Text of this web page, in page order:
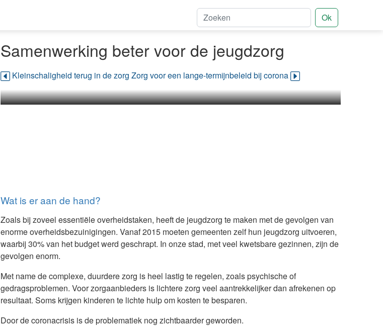
Ok
Samenwerking beter voor de jeugdzorg
Kleinschaligheid terug in de zorg Zorg voor een lange-termijnbeleid bij corona
Wat is er aan de hand?
Zoals bij zoveel essentiële overheidstaken, heeft de jeugdzorg te maken met de gevolgen van
enorme overheidsbezuinigingen. Vanaf 2015 moeten gemeenten zelf hun jeugdzorg uitvoeren,
waarbij 30% van het budget werd geschrapt. In onze stad, met veel kwetsbare gezinnen, zijn de
gevolgen enorm.
Met name de complexe, duurdere zorg is heel lastig te regelen, zoals psychische of
gedragsproblemen. Voor zorgaanbieders is lichtere zorg veel aantrekkelijker dan afrekenen op
resultaat. Soms krijgen kinderen te lichte hulp om kosten te besparen.
Door de coronacrisis is de problematiek nog zichtbaarder geworden.